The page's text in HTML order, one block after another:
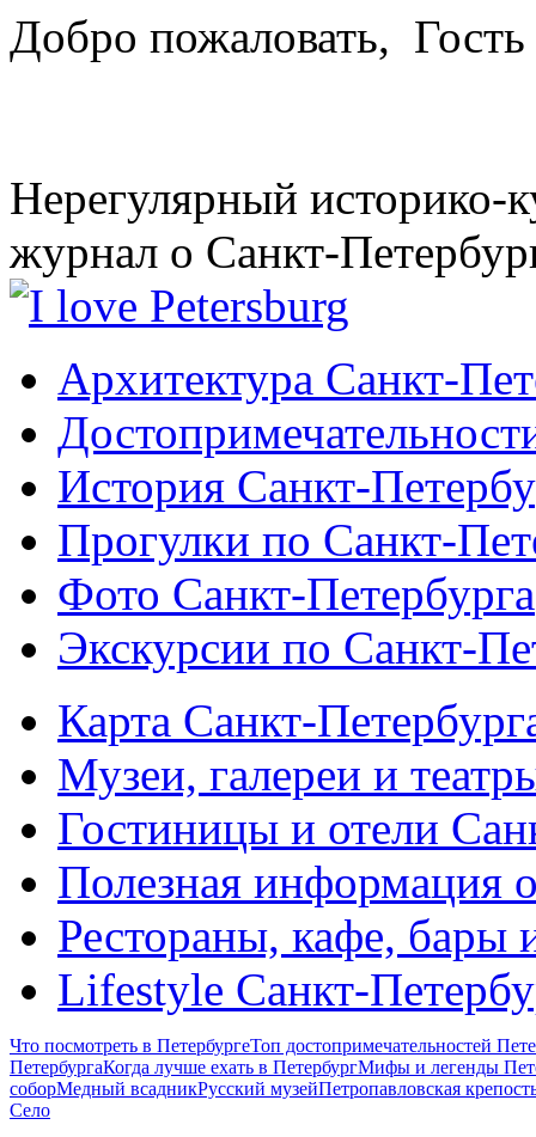
Добро пожаловать, Гость
Нерегулярный историко-
журнал о Санкт-
Архитектура Санкт-
История Санкт-
Прогулки по Санкт-
Фото Санкт-Петербурга
Экскурсии по Санкт-
Карта Санкт-
Музеи, галереи и
Гостиницы и отели
Полезная информация
Рестораны, кафе, бары
Lifestyle Санкт-
Что посмотреть в ПетербургеТоп достопримечательностей
ПетербургаКогда лучше ехать в ПетербургМифы и легенды
соборМедный всадникРусский музейПетропавловская
Село